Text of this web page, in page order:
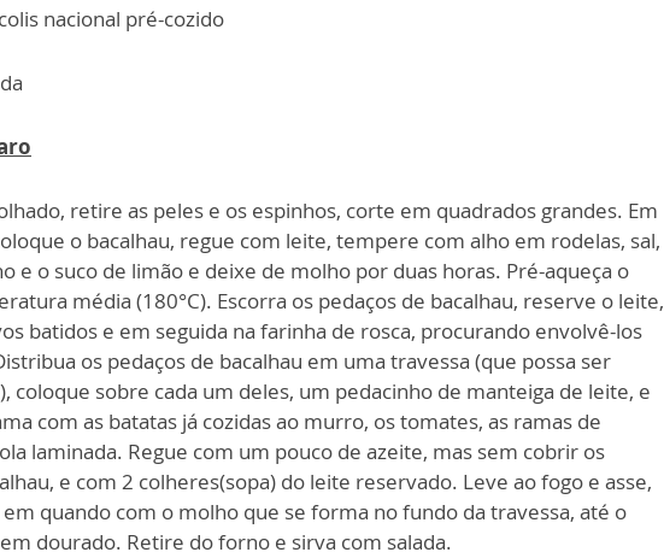
nacional pré-cozido
retire as peles e os espinhos, corte em quadrados grandes. Em
o bacalhau, regue com leite, tempere com alho em rodelas, sal,
e o suco de limão e deixe de molho por duas horas. Pré-aqueça o
média (180°C). Escorra os pedaços de bacalhau, reserve o leite,
batidos e em seguida na farinha de rosca, procurando envolvê-los
os pedaços de bacalhau em uma travessa (que possa ser
coloque sobre cada um deles, um pedacinho de manteiga de leite, e
com as batatas já cozidas ao murro, os tomates, as ramas de
laminada. Regue com um pouco de azeite, mas sem cobrir os
e com 2 colheres(sopa) do leite reservado. Leve ao fogo e asse,
quando com o molho que se forma no fundo da travessa, até o
dourado. Retire do forno e sirva com salada.